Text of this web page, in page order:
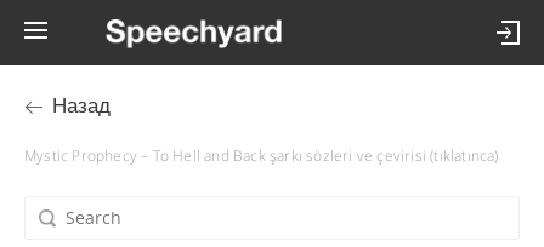
Назад
Mystic Prophecy – To Hell and Back şarkı sözleri ve çevirisi (tıklatınca)